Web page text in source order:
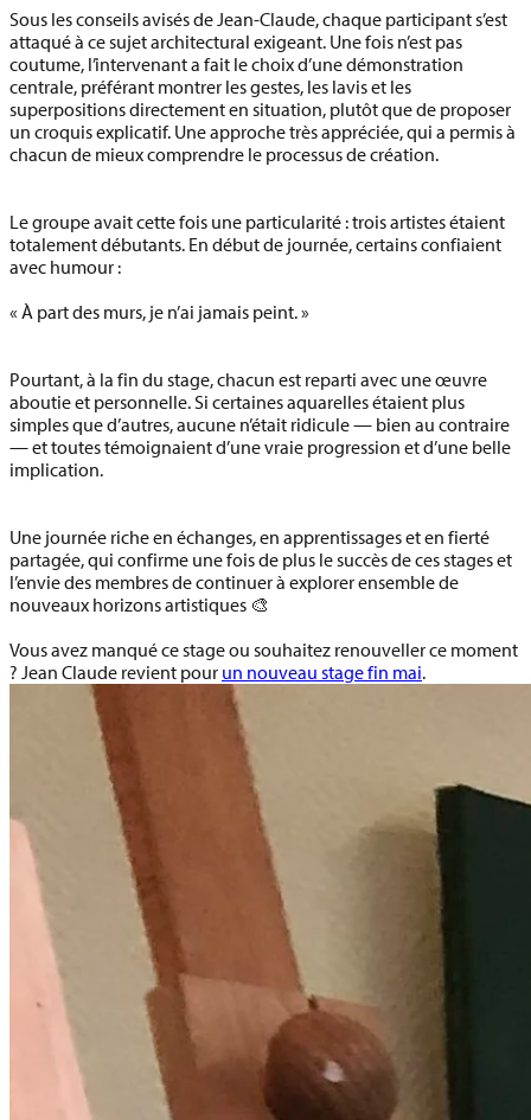
Sous les conseils avisés de Jean-Claude, chaque participant s’est
attaqué à ce sujet architectural exigeant. Une fois n’est pas
coutume, l’intervenant a fait le choix d’unedémonstration
centrale, préférant montrer les gestes, les lavis et les
superpositions directement en situation, plutôt que de proposer
un croquis explicatif. Une approche très appréciée, qui a permis à
chacun de mieux comprendre le processus de création.
Le groupe avait cette fois une particularité :trois artistes étaient
totalement débutants. En début de journée, certains confiaient
avec humour :
« À part des murs, je n’ai jamais peint. »
Pourtant, à la fin du stage, chacun est reparti avec une œuvre
aboutie et personnelle. Si certaines aquarelles étaient plus
simples que d’autres, aucune n’était ridicule — bien au contraire
— et toutes témoignaient d’une vraie progression et d’une belle
implication.
Une journée riche en échanges, en apprentissages et en fierté
partagée, qui confirme une fois de plus le succès de ces stages et
l’envie des membres de continuer à explorer ensemble de
nouveaux horizons artistiques 🎨
Vous avez manqué ce stage ou souhaitez renouveller ce moment
? Jean Claude revient pour un nouveau stage fin mai.